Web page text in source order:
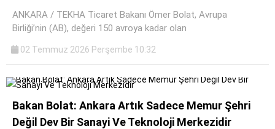
ANKARA / TEKHA Ticaret Bakanı Ömer Bolat, Avrupa
Birliği’nin (AB), değeri 150 avroya kadar olan
02 Temmuz 2026 Perşembe 10:32
Bakan Bolat: Ankara Artık Sadece Memur Şehri
Değil Dev Bir Sanayi Ve Teknoloji Merkezidir